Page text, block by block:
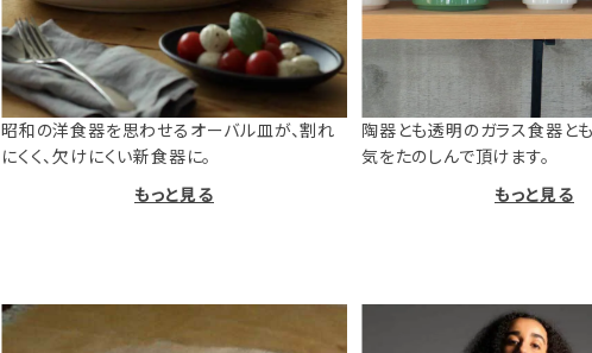
昭和の洋食器を思わせるオーバル皿が、割れ
にくく、欠けにくい新食器に。
もっと見る
陶器とも透明のガラス食器と
気をたのしんで頂けます。
もっと見る